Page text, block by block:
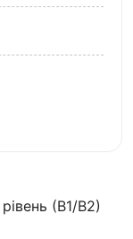
(В1/В2)